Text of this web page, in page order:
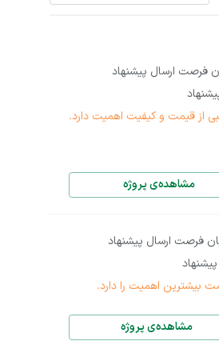
فرصت ارسال پیشنهاد
از قیمت و کیفیت اهمیت دارد.
مشاهده‌ی پروژه
فرصت ارسال پیشنهاد
پیشنهاد
بیشترین اهمیت را دارد.
مشاهده‌ی پروژه